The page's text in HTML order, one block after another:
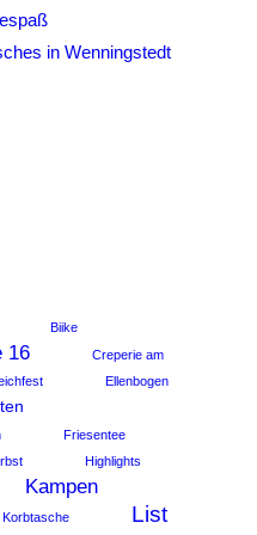
in Wenningstedt
Biike
16
Creperie am
Ellenbogen
Friesentee
Highlights
Kampen
Korbtasche List